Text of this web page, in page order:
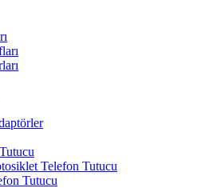
Telefon Tutucu
Tutucu